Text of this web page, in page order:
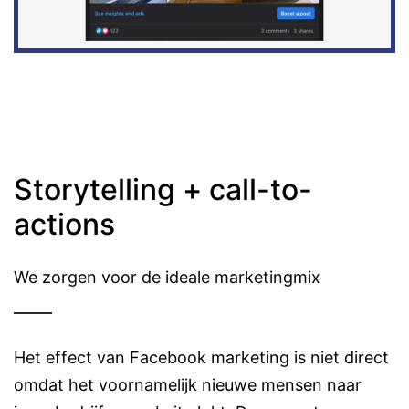
Storytelling + call-to-
actions
We zorgen voor de ideale marketingmix
Het effect van Facebook marketing is niet direct
omdat het voornamelijk nieuwe mensen naar